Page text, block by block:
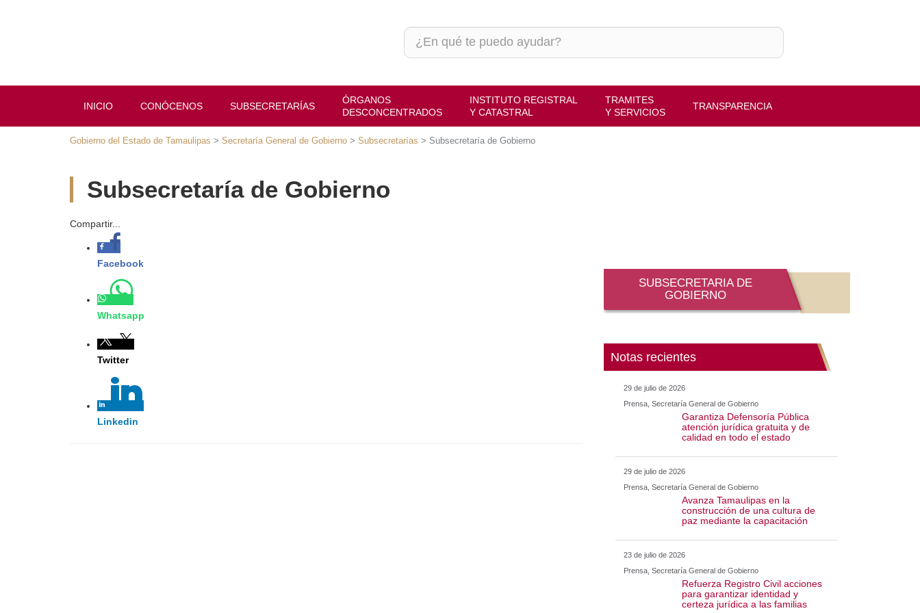
INICIO CONÓCENOS SUBSECRETARÍAS
ÓRGANOS
DESCONCENTRADOS
INSTITUTO REGISTRAL
Y CATASTRAL
TRAMITES
Y SERVICIOS
TRANSPARENCIA
Gobierno del Estado de Tamaulipas>Secretaría General de Gobierno> Subsecretarías>Subsecretaría de Gobierno
Subsecretaría de Gobierno
Compartir...
SUBSECRETARIA DE GOBIERNO
Notas recientes
29 de julio de 2026
Prensa, Secretaría General de Gobierno
Garantiza Defensoría Pública
atención jurídica gratuita y de
calidad en todo el estado
29 de julio de 2026
Prensa, Secretaría General de Gobierno
Avanza Tamaulipas en la
construcción de una cultura de
paz mediante la capacitación
23 de julio de 2026
Prensa, Secretaría General de Gobierno